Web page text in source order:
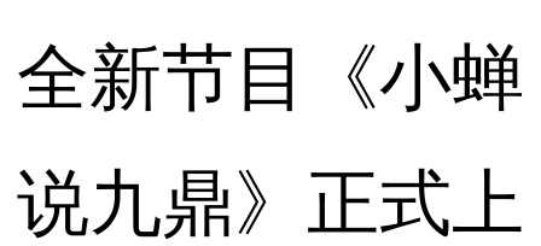
全新节目《小蝉
说九鼎》正式上